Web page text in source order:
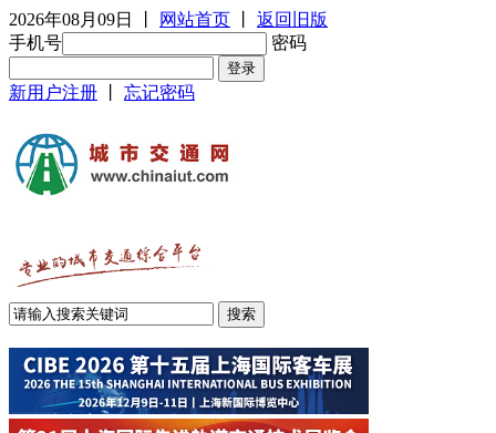
2026年08月09日 网站首页
返回旧版
手机号
密码
新用户注册 忘记密码